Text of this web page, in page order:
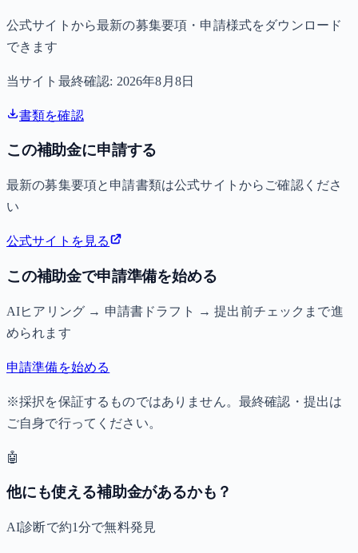
公式サイトから最新の募集要項・申請様式をダウンロード
できます
当サイト最終確認: 2026年8月8日
書類を確認
この補助金に申請する
最新の募集要項と申請書類は公式サイトからご確認くださ
い
公式サイトを見る
この補助金で申請準備を始める
AIヒアリング → 申請書ドラフト → 提出前チェックまで進
められます
申請準備を始める
※採択を保証するものではありません。最終確認・提出は
ご自身で行ってください。
🤖
他にも使える補助金があるかも？
AI診断で約1分で無料発見